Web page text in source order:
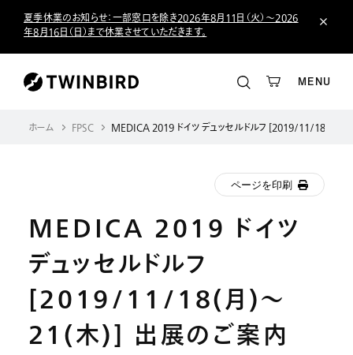
夏季休業のお知らせ：一部窓口を除き2026年8月11日（火）～2026
年8月16日（日）まで休業させていただきます。
MENU
ホーム FPSC MEDICA 2019 ドイツ デュッセルドルフ [2019/11/18(月)
ページを印刷
MEDICA 2019 ドイツ
デュッセルドルフ
[2019/11/18(月)～
21(木)] 出展のご案内